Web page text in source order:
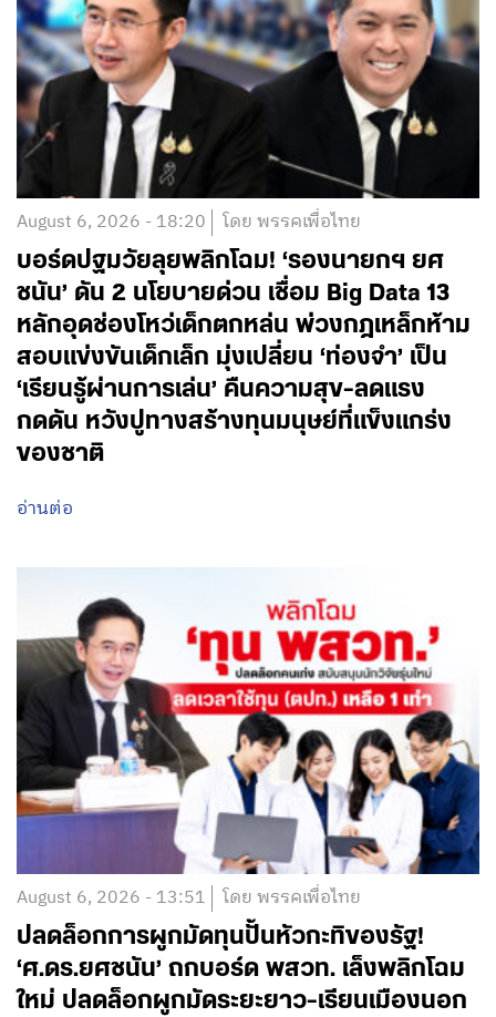
August 6, 2026 - 18:20 โดย พรรคเพื่อไทย
บอร์ดปฐมวัยลุยพลิกโฉม! ‘รองนายกฯ ยศ
ชนัน’ ดัน 2 นโยบายด่วน เชื่อม Big Data 13
หลักอุดช่องโหว่เด็กตกหล่น พ่วงกฎเหล็กห้าม
สอบแข่งขันเด็กเล็ก มุ่งเปลี่ยน ‘ท่องจำ’ เป็น
‘เรียนรู้ผ่านการเล่น’ คืนความสุข-ลดแรง
กดดัน หวังปูทางสร้างทุนมนุษย์ที่แข็งแกร่ง
ของชาติ
อ่านต่อ
August 6, 2026 - 13:51 โดย พรรคเพื่อไทย
ปลดล็อกการผูกมัดทุนปั้นหัวกะทิของรัฐ!
‘ศ.ดร.ยศชนัน’ ถกบอร์ด พสวท. เล็งพลิกโฉม
ใหม่ ปลดล็อกผูกมัดระยะยาว-เรียนเมืองนอก